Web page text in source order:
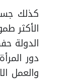
كذلك
الأكثر
الدولة
دور
والعمل